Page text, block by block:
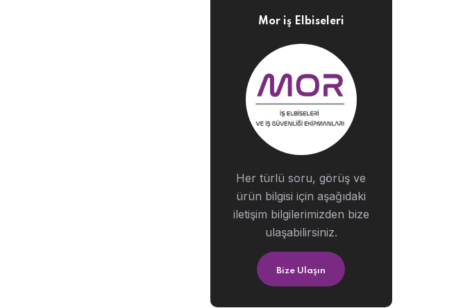
Mor iş Elbiseleri
Her türlü soru, görüş ve
ürün bilgisi için aşağıdaki
iletişim bilgilerimizden bize
ulaşabilirsiniz.
Bize Ulaşın